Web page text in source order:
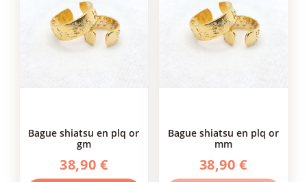
bague shiatsu en plq or
gm
38,90 €
bague shiatsu en plq or
mm
38,90 €